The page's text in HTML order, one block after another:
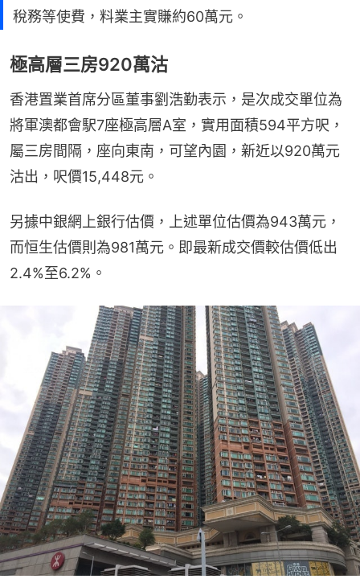
稅務等使費，料業主實賺約60萬元。
極高層三房920萬沽
香港置業首席分區董事劉浩勤表示，是次成交單位為
將軍澳都會駅7座極高層A室，實用面積594平方呎，
屬三房間隔，座向東南，可望內園，新近以920萬元
沽出，呎價15,448元。
另據中銀網上銀行估價，上述單位估價為943萬元，
而恒生估價則為981萬元。即最新成交價較估價低出
2.4%至6.2%。